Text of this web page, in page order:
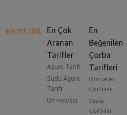
En Çok
Aranan
Tarifler
Aşure Tarifi
Sütlü Aşure
Tarifi
Un Helvası
En
Beğenilen
Çorba
Tarifleri
Domates
Çorbası
Yayla
Çorbası